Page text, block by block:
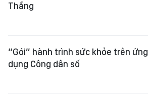
Thắng
“Gói” hành trình sức khỏe trên ứng
dụng Công dân số